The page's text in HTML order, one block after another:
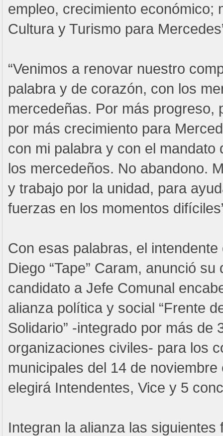
empleo, crecimiento económico;
Cultura y Turismo para
“Venimos a renovar nuestro
palabra y de corazón, con los
mercedeñas. Por más progreso,
por más crecimiento para
con mi palabra y con el mandato
los mercedeños. No abandono.
y trabajo por la unidad, para
fuerzas en los momentos
Con esas palabras, el
Diego “Tape” Caram, anunció
candidato a Jefe Comunal
alianza política y social “Frente
Solidario” -integrado por más de
organizaciones civiles- para los
municipales del 14 de
elegirá Intendentes, Vice y 5
Integran la alianza las siguientes